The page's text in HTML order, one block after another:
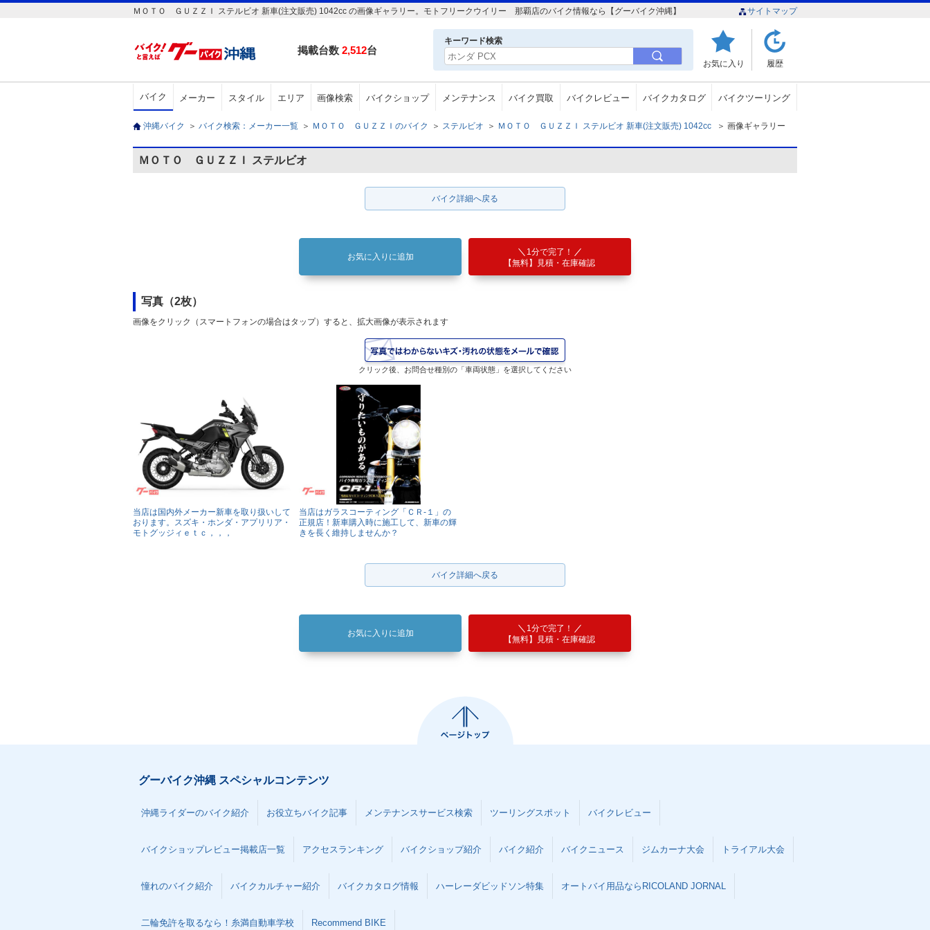
ＭＯＴＯ ＧＵＺＺＩ ステルビオ 新車(注文販売) 1042cc の画像ギャラリー。モトフリークウイリー 那覇店のバイク情報なら【グーバイク沖縄】 サイトマップ
掲載台数 2,512台
キーワード検索
お気に入り 履歴
バイク メーカー スタイル エリア 画像検索 バイクショップ メンテナンス バイク買取 バイクレビュー バイクカタログ バイクツーリング
沖縄バイク ＞ バイク検索：メーカー一覧 ＞ ＭＯＴＯ ＧＵＺＺＩのバイク ＞ ステルビオ ＞ ＭＯＴＯ ＧＵＺＺＩ ステルビオ 新車(注文販売) 1042cc ＞ 画像ギャラリー
ＭＯＴＯ ＧＵＺＺＩ ステルビオ
バイク詳細へ戻る
お気に入りに追加
1分で完了！
【無料】見積・在庫確認
写真（2枚）
画像をクリック（スマートフォンの場合はタップ）すると、拡大画像が表示されます
クリック後、お問合せ種別の「車両状態」を選択してください
当店は国内外メーカー新車を取り扱いして
おります。スズキ・ホンダ・アプリリア・
モトグッジィｅｔｃ，，，
当店はガラスコーティング「ＣＲ‐１」の
正規店！新車購入時に施工して、新車の輝
きを長く維持しませんか？
バイク詳細へ戻る
お気に入りに追加
1分で完了！
【無料】見積・在庫確認
グーバイク沖縄 スペシャルコンテンツ
沖縄ライダーのバイク紹介 お役立ちバイク記事 メンテナンスサービス検索 ツーリングスポット バイクレビュー
バイクショップレビュー掲載店一覧 アクセスランキング バイクショップ紹介 バイク紹介 バイクニュース ジムカーナ大会 トライアル大会
憧れのバイク紹介 バイクカルチャー紹介 バイクカタログ情報 ハーレーダビッドソン特集 オートバイ用品ならRICOLAND JORNAL
二輪免許を取るなら！糸満自動車学校 Recommend BIKE